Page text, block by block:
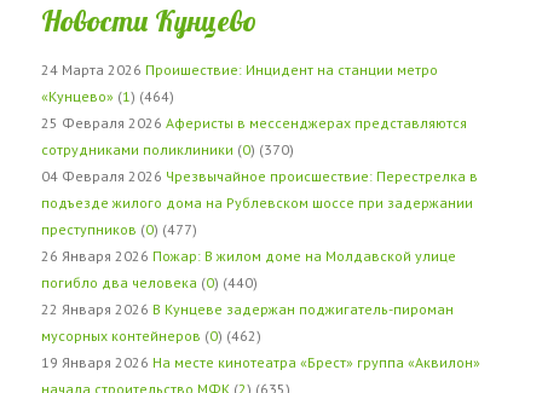
Новости Кунцево
24 Марта 2026 Проишествие: Инцидент на станции метро
«Кунцево» (1 ) (464)
25 Февраля 2026 Аферисты в мессенджерах представляются
сотрудниками поликлиники (0) (370)
04 Февраля 2026 Чрезвычайное происшествие: Перестрелка в
подъезде жилого дома на Рублевском шоссе при задержании
преступников (0) (477)
26 Января 2026 Пожар: В жилом доме на Молдавской улице
погибло два человека (0) (440)
22 Января 2026 В Кунцеве задержан поджигатель-пироман
мусорных контейнеров (0) (462)
19 Января 2026 На месте кинотеатра «Брест» группа «Аквилон»
начала строительство МФК (2) (635)